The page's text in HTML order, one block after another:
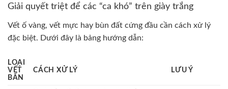
Giải quyết triệt để các “ca khó” trên giày trắng
Vết ố vàng, vết mực hay bùn đất cứng đầu cần cách xử lý
đặc biệt. Dưới đây là bảng hướng dẫn:
LOẠI
VẾT
BẨN
CÁCH XỬ LÝ LƯU Ý